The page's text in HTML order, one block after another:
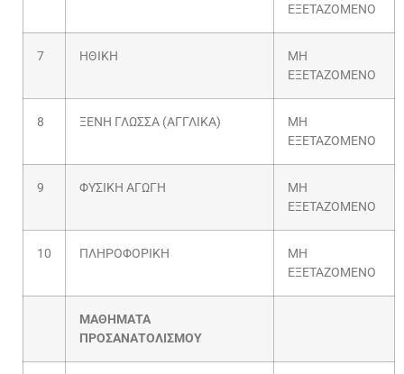
ΕΞΕΤΑΖΟΜΕΝΟ
7 ΗΘΙΚΗ
ΜΗ
ΕΞΕΤΑΖΟΜΕΝΟ
8 ΞΕΝΗ ΓΛΩΣΣΑ (ΑΓΓΛΙΚΑ)
ΜΗ
ΕΞΕΤΑΖΟΜΕΝΟ
9 ΦΥΣΙΚΗ ΑΓΩΓΗ
ΜΗ
ΕΞΕΤΑΖΟΜΕΝΟ
10 ΠΛΗΡΟΦΟΡΙΚΗ
ΜΗ
ΕΞΕΤΑΖΟΜΕΝΟ
ΜΑΘΗΜΑΤΑ
ΠΡΟΣΑΝΑΤΟΛΙΣΜΟΥ